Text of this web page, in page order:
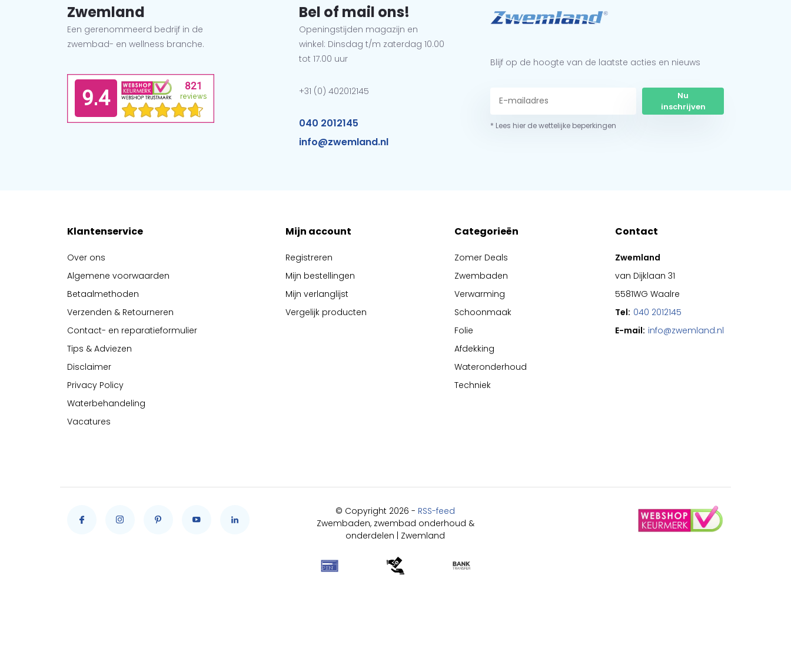
Zwemland
Een gerenommeerd bedrijf in de
zwembad- en wellness branche.
Bel of mail ons!
Openingstijden magazijn en
winkel: Dinsdag t/m zaterdag 10.00
tot 17.00 uur
+31 (0) 402012145
040 2012145
info@zwemland.nl
Blijf op de hoogte van de laatste acties en nieuws
Nu
inschrijven
* Lees hier de wettelijke beperkingen
Klantenservice
Over ons
Algemene voorwaarden
Betaalmethoden
Verzenden & Retourneren
Contact- en reparatieformulier
Tips & Adviezen
Disclaimer
Privacy Policy
Waterbehandeling
Vacatures
Mijn account
Registreren
Mijn bestellingen
Mijn verlanglijst
Vergelijk producten
Categorieën
Zomer Deals
Zwembaden
Verwarming
Schoonmaak
Folie
Afdekking
Wateronderhoud
Techniek
Contact
Zwemland
van Dijklaan 31
5581WG Waalre
Tel: 040 2012145
E-mail: info@zwemland.nl
© Copyright 2026 - RSS-feed
Zwembaden, zwembad onderhoud &
onderdelen | Zwemland